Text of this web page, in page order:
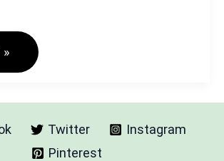
Twitter
Instagram
Pinterest